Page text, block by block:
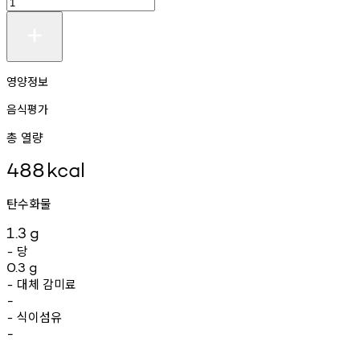
영양정보
음식평가
총 열량
488kcal
탄수화물
1.3 g
- 당
0.3 g
- 대체 감미료
-
- 식이섬유
-